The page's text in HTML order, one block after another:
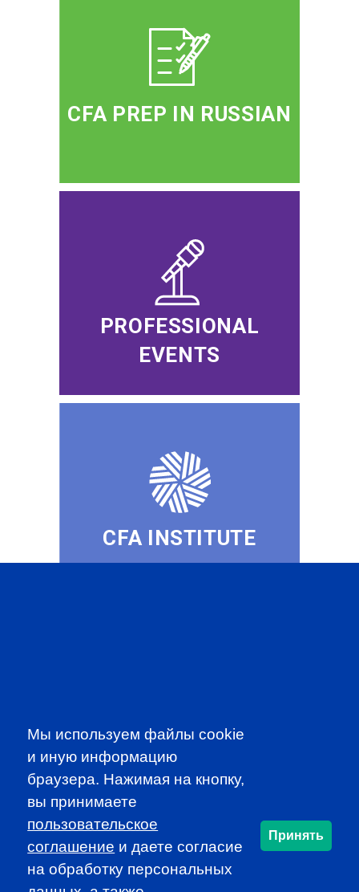
CFA PREP IN RUSSIAN
PROFESSIONAL
EVENTS
CFA INSTITUTE
CFA news, events an programms
CFA Association Russia. Ассоциация CFA (Россия) не
занимается вопросами приема документов и сдачи
экзаменов - это исключительная сфера Института CFA.
Мы используем файлы cookie
и иную информацию
браузера. Нажимая на кнопку,
вы принимаете
пользовательское
соглашение и даете согласие
на обработку персональных
Принять